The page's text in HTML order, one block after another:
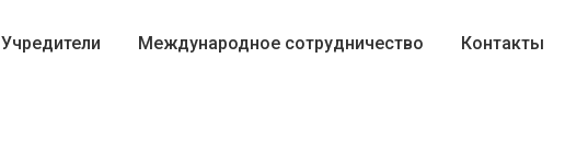
Учредители Международное сотрудничество Контакты